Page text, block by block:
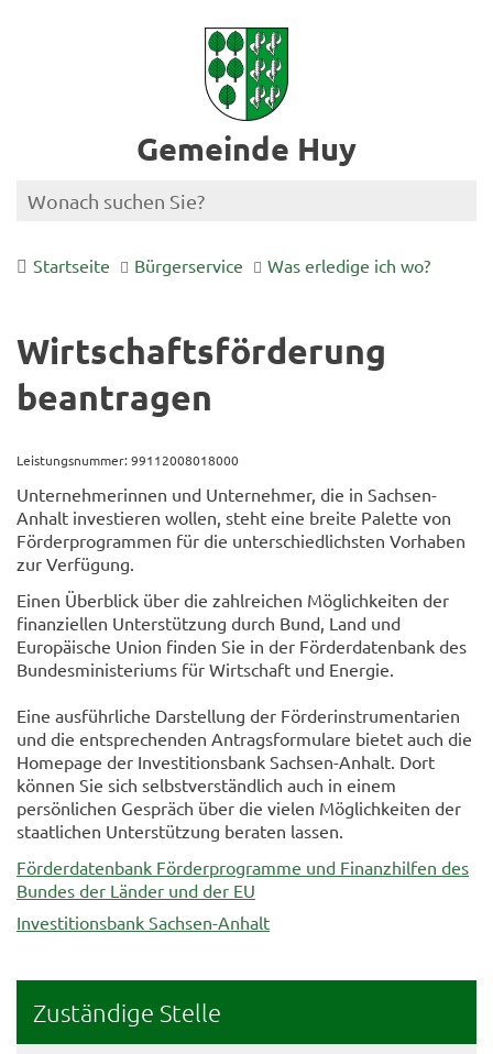
Gemeinde Huy
Startseite Bürgerservice Was erledige ich wo?
Wirtschaftsförderung
beantragen
Leistungsnummer: 99112008018000
Unternehmerinnen und Unternehmer, die in Sachsen-
Anhalt investieren wollen, steht eine breite Palette von
Förderprogrammen für die unterschiedlichsten Vorhaben
zur Verfügung.
Einen Überblick über die zahlreichen Möglichkeiten der
finanziellen Unterstützung durch Bund, Land und
Europäische Union finden Sie in der Förderdatenbank des
Bundesministeriums für Wirtschaft und Energie.
Eine ausführliche Darstellung der Förderinstrumentarien
und die entsprechenden Antragsformulare bietet auch die
Homepage der Investitionsbank Sachsen-Anhalt. Dort
können Sie sich selbstverständlich auch in einem
persönlichen Gespräch über die vielen Möglichkeiten der
staatlichen Unterstützung beraten lassen.
Förderdatenbank Förderprogramme und Finanzhilfen des
Bundes der Länder und der EU
Investitionsbank Sachsen-Anhalt
Zuständige Stelle